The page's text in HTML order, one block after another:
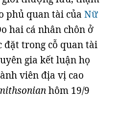
phủ quan tài của Nữ
hai cá nhân chôn ở
đặt trong cỗ quan tài
gia kết luận họ
viên địa vị cao
hôm 19/9